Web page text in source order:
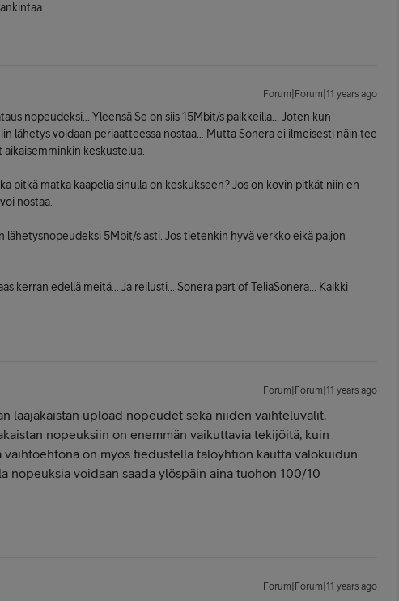
Forum|Forum|11 years ago
nopeudeksi... Yleensä Se on siis 15Mbit/s paikkeilla... Joten kun
lähetys voidaan periaatteessa nostaa... Mutta Sonera ei ilmeisesti näin tee
keskustelua.
pitkä matka kaapelia sinulla on keskukseen? Jos on kovin pitkät niin en
nostaa.
lähetysnopeudeksi 5Mbit/s asti. Jos tietenkin hyvä verkko eikä paljon
kerran edellä meitä... Ja reilusti... Sonera part of TeliaSonera... Kaikki
Forum|Forum|11 years ago
laajakaistan upload nopeudet sekä niiden vaihteluvälit.
nopeuksiin on enemmän vaikuttavia tekijöitä, kuin
vaihtoehtona on myös tiedustella taloyhtiön kautta valokuidun
nopeuksia voidaan saada ylöspäin aina tuohon 100/10
Forum|Forum|11 years ago